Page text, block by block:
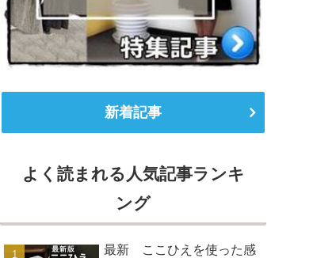
新着記事
よく読まれる人気記事ランキ
ング
最新 ここひえを使った感